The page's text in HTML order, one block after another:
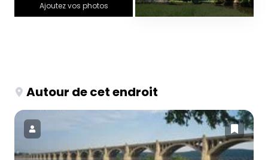
Ajoutez vos photos
Autour de cet endroit